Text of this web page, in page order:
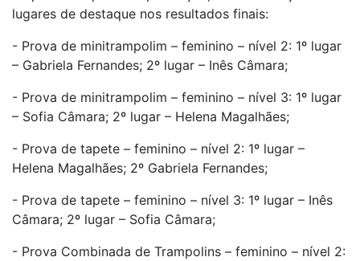
lugares de destaque nos resultados finais:
- Prova de minitrampolim – feminino – nível 2: 1º lugar
– Gabriela Fernandes; 2º lugar – Inês Câmara;
- Prova de minitrampolim – feminino – nível 3: 1º lugar
– Sofia Câmara; 2º lugar – Helena Magalhães;
- Prova de tapete – feminino – nível 2: 1º lugar –
Helena Magalhães; 2º Gabriela Fernandes;
- Prova de tapete – feminino – nível 3: 1º lugar – Inês
Câmara; 2º lugar – Sofia Câmara;
- Prova Combinada de Trampolins – feminino – nível 2: